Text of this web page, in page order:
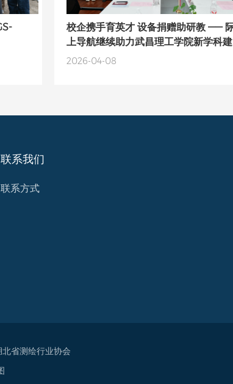
校企携手育英才 设备捐赠助研教 ——
上导航继续助力武昌理工学院新学科建
设
2026-04-08
联系我们
联系方式
北省测绘行业协会